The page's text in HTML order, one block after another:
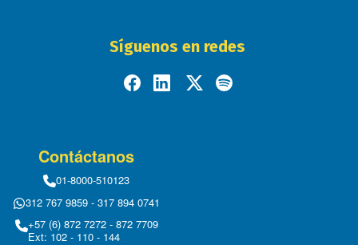
Síguenos en redes
Contáctanos
01-8000-510123
312 767 9859 - 317 894 0741
+57 (6) 872 7272 - 872 7709
Ext: 102 - 110 - 144